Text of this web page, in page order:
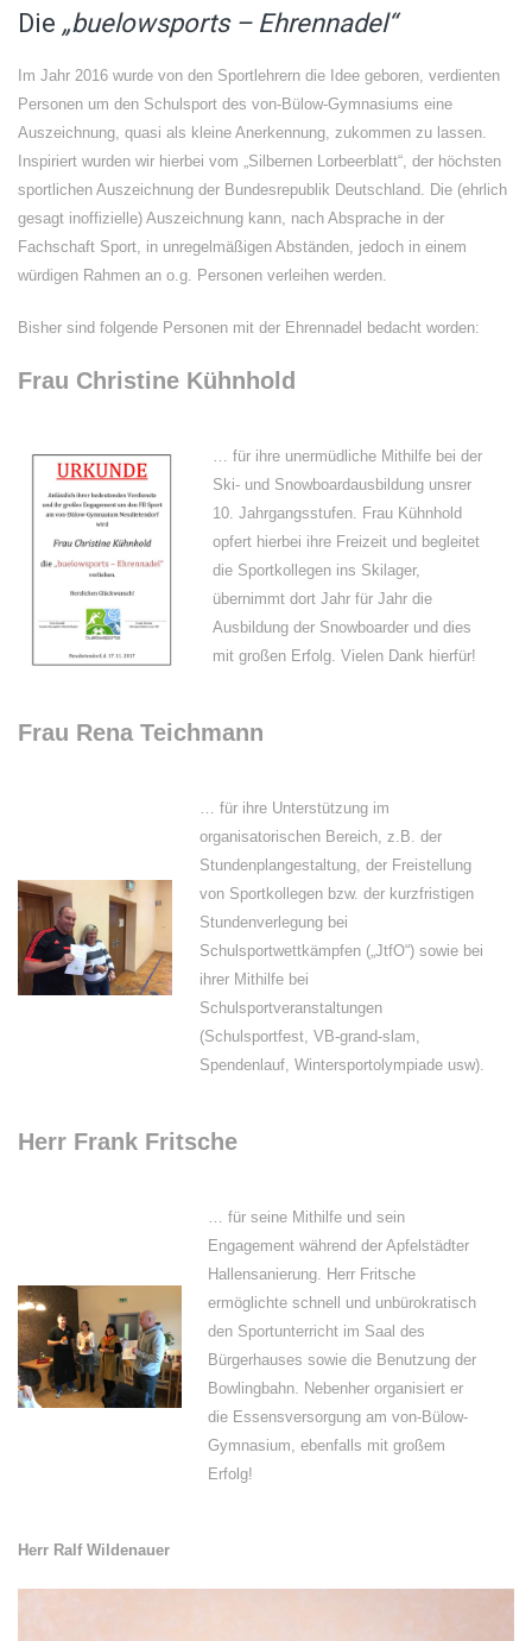
Die „buelowsports – Ehrennadel“
Im Jahr 2016 wurde von den Sportlehrern die Idee geboren, verdienten
Personen um den Schulsport des von-Bülow-Gymnasiums eine
Auszeichnung, quasi als kleine Anerkennung, zukommen zu lassen.
Inspiriert wurden wir hierbei vom „Silbernen Lorbeerblatt“, der höchsten
sportlichen Auszeichnung der Bundesrepublik Deutschland. Die (ehrlich
gesagt inoffizielle) Auszeichnung kann, nach Absprache in der
Fachschaft Sport, in unregelmäßigen Abständen, jedoch in einem
würdigen Rahmen an o.g. Personen verleihen werden.
Bisher sind folgende Personen mit der Ehrennadel bedacht worden:
Frau Christine Kühnhold
… für ihre unermüdliche Mithilfe bei der
Ski- und Snowboardausbildung unsrer
10. Jahrgangsstufen. Frau Kühnhold
opfert hierbei ihre Freizeit und begleitet
die Sportkollegen ins Skilager,
übernimmt dort Jahr für Jahr die
Ausbildung der Snowboarder und dies
mit großen Erfolg. Vielen Dank hierfür!
Frau Rena Teichmann
… für ihre Unterstützung im
organisatorischen Bereich, z.B. der
Stundenplangestaltung, der Freistellung
von Sportkollegen bzw. der kurzfristigen
Stundenverlegung bei
Schulsportwettkämpfen („JtfO“) sowie bei
ihrer Mithilfe bei
Schulsportveranstaltungen
(Schulsportfest, VB-grand-slam,
Spendenlauf, Wintersportolympiade usw).
Herr Frank Fritsche
… für seine Mithilfe und sein
Engagement während der Apfelstädter
Hallensanierung. Herr Fritsche
ermöglichte schnell und unbürokratisch
den Sportunterricht im Saal des
Bürgerhauses sowie die Benutzung der
Bowlingbahn. Nebenher organisiert er
die Essensversorgung am von-Bülow-
Gymnasium, ebenfalls mit großem
Erfolg!
Herr Ralf Wildenauer